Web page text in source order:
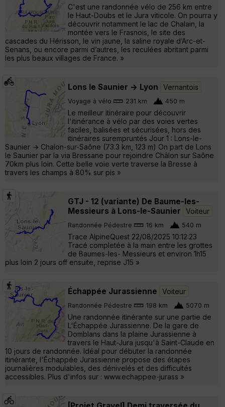
C'est une randonnée vélo de 256 km entre
le Haut-Doubs et le Jura viticole. On pourra y
découvrir notamment le lac de Chalain, la
montée vers le Frasnois, le site des
cascades du Hérisson, le vin jaune, la saline royale d’Arc-et-
Senans, ou encore parmi d’autres, les reculées abritant parmi
les plus beaux villages de France. »
Lons le Saunier -> Lyon Vernantois
Voyage à vélo 231 km 450 m
Le meilleur itinéraire pour découvrir
l'itinérance à vélo par des voies vertes
faciles, balisées et sécurisées, hors des
itinéraires surempruntés Jour 1 : Lons-le-
Saunier -> Chalon-sur-Saône (73.3 km, 123 m) On part de Lons
le Saunier par la via Bressane pour rejoindre Châlon sur Saône
70km plus loin. Cette belle voie verte traverse la Bresse à
travers les champs à 80% sur pis »
GTJ - 12 (variante) De Baume-les-
Messieurs à Lons-le-Saunier
Voiteur
Randonnée Pédestre 16 km 540 m
Trace AlpineQuest 22/08/2025 10:12:23
Tracé completée à la main entre les grottes
de Baumes-les- Messieurs et environ 1h15
plus loin 2 jours off ensuite, reprise J15 »
Échappée Jurassienne Voiteur
Randonnée Pédestre 198 km 5070 m
Une randonnée itinérante sur une partie de
L'Échappée Jurassienne. De la gare de
Domblans dans la plaine Jurassienne à
travers le Haut-Jura jusqu'à Saint-Claude en
10 jours de randonnée. Idéal pour débuter la randonnée
itinérante, l'Échappée Jurassienne propose des étapes
journalières modulables, des dénivelés et des difficultés
accessibles. Plus d'infos sur : www.echappee-jurass »